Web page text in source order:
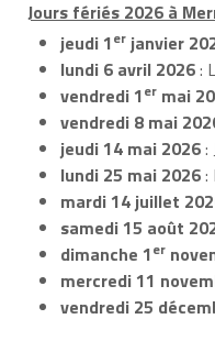
Jours fériés 2026 à
jeudi 1er janvier
lundi 6 avril 2026:
vendredi 1er mai
vendredi 8 mai
jeudi 14 mai 2026:
lundi 25 mai 2026:
mardi 14 juillet
samedi 15 août
dimanche 1er
mercredi 11
vendredi 25